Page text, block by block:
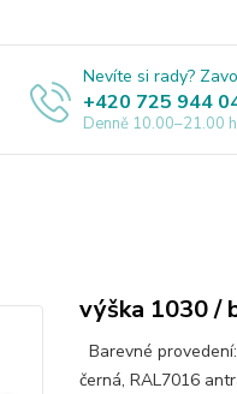
Nevíte si rady?
+420 725 944
Denně 10.00–21.00
výška 1030 /
Barevné
černá, RAL7016